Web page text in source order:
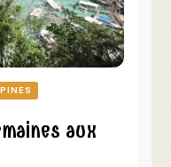
aux